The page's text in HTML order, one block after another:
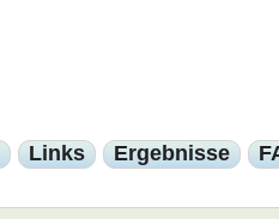
Links Ergebnisse